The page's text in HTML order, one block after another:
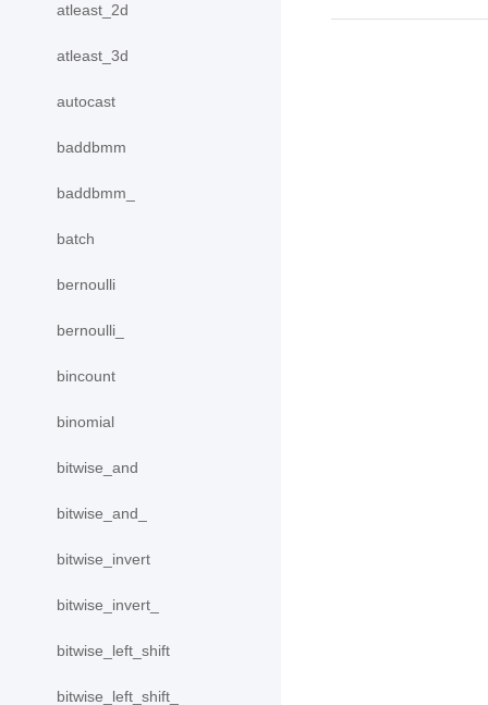
atleast_2d
atleast_3d
autocast
baddbmm
baddbmm_
batch
bernoulli
bernoulli_
bincount
binomial
bitwise_and
bitwise_and_
bitwise_invert
bitwise_invert_
bitwise_left_shift
bitwise_left_shift_